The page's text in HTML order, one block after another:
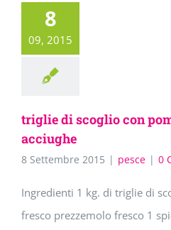
8
09, 2015
triglie di scoglio con
acciughe
8 Settembre 2015 | pesce | 0
Ingredienti 1 kg. di triglie di
fresco prezzemolo fresco 1